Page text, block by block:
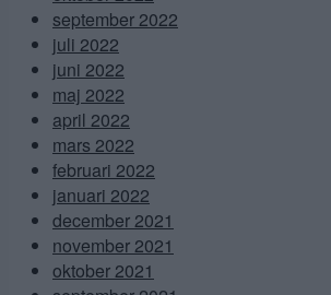
september 2022
juli 2022
juni 2022
maj 2022
april 2022
mars 2022
februari 2022
januari 2022
december 2021
november 2021
oktober 2021